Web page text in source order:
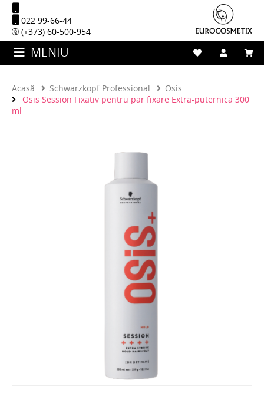
022 99-66-44
(+373) 60-500-954
MENIU
Acasă Schwarzkopf Professional
Osis
Osis Session Fixativ pentru par fixare Extra-puternica 300
ml